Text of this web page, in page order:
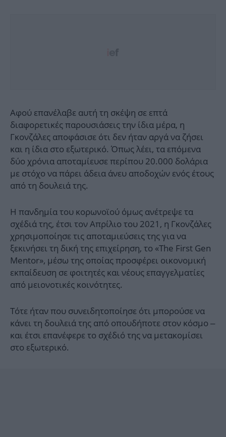
Αφού επανέλαβε αυτή τη σκέψη σε επτά
διαφορετικές παρουσιάσεις την ίδια μέρα, η
Γκονζάλες αποφάσισε ότι δεν ήταν αργά να ζήσει
και η ίδια στο εξωτερικό. Όπως λέει, τα επόμενα
δύο χρόνια αποταμίευσε περίπου 20.000 δολάρια
με στόχο να πάρει άδεια άνευ αποδοχών ενός έτους
από τη δουλειά της.
Η πανδημία του κορωνοϊού όμως ανέτρεψε τα
σχέδιά της, έτσι τον Απρίλιο του 2021, η Γκονζάλες
χρησιμοποίησε τις αποταμιεύσεις της για να
ξεκινήσει τη δική της επιχείρηση, το «The First Gen
Mentor», μέσω της οποίας προσφέρει οικονομική
εκπαίδευση σε φοιτητές και νέους επαγγελματίες
από μειονοτικές κοινότητες.
Τότε ήταν που συνειδητοποίησε ότι μπορούσε να
κάνει τη δουλειά της από οπουδήποτε στον κόσμο –
και έτσι επανέφερε το σχέδιό της να μετακομίσει
στο εξωτερικό.